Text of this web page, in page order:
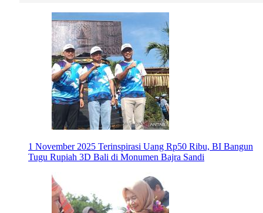
1 November 2025 Terinspirasi Uang Rp50 Ribu, BI Bangun
Tugu Rupiah 3D Bali di Monumen Bajra Sandi